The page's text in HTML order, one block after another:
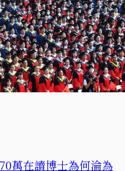
萬在讀博士為何淪為